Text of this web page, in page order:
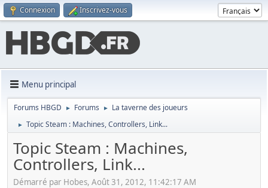
Connexion Inscrivez-vous
Menu principal
Forums HBGD ► Forums ► La taverne des joueurs
► Topic Steam : Machines, Controllers, Link...
Topic Steam : Machines,
Controllers, Link...
Démarré par Hobes, Août 31, 2012, 11:42:17 AM